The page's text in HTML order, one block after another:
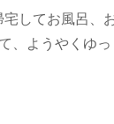
してお風呂、
、ようやくゆ